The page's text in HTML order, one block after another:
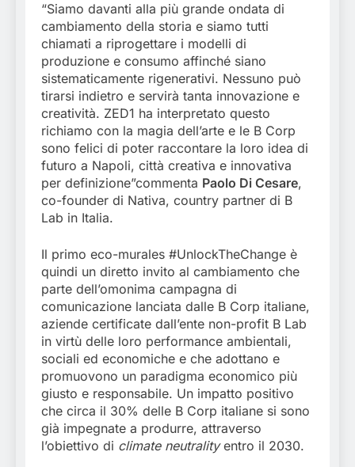
“Siamo davanti alla più grande ondata di
cambiamento della storia e siamo tutti
chiamati a riprogettare i modelli di
produzione e consumo affinché siano
sistematicamente rigenerativi. Nessuno può
tirarsi indietro e servirà tanta innovazione e
creatività. ZED1 ha interpretato questo
richiamo con la magia dell’arte e le B Corp
sono felici di poter raccontare la loro idea di
futuro a Napoli, città creativa e innovativa
per definizione”commenta Paolo Di Cesare,
co-founder di Nativa, country partner di B
Lab in Italia.
Il primo eco-murales #UnlockTheChange è
quindi un diretto invito al cambiamento che
parte dell’omonima campagna di
comunicazione lanciata dalle B Corp italiane,
aziende certificate dall’ente non-profit B Lab
in virtù delle loro performance ambientali,
sociali ed economiche e che adottano e
promuovono un paradigma economico più
giusto e responsabile. Un impatto positivo
che circa il 30% delle B Corp italiane si sono
già impegnate a produrre, attraverso
l’obiettivo di climate neutralityentro il 2030.